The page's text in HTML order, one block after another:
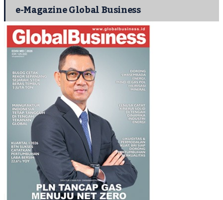
e-Magazine Global Business